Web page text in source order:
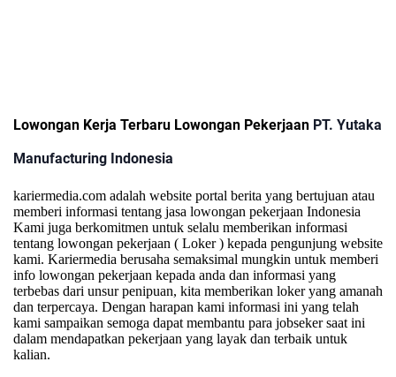
Lowongan Kerja Terbaru Lowongan Pekerjaan PT. Yutaka
Manufacturing Indonesia
kariermedia.com adalah website portal berita yang bertujuan atau
memberi informasi tentang jasa lowongan pekerjaan Indonesia
Kami juga berkomitmen untuk selalu memberikan informasi
tentang lowongan pekerjaan ( Loker ) kepada pengunjung website
kami. Kariermedia berusaha semaksimal mungkin untuk memberi
info lowongan pekerjaan kepada anda dan informasi yang
terbebas dari unsur penipuan, kita memberikan loker yang amanah
dan terpercaya. Dengan harapan kami informasi ini yang telah
kami sampaikan semoga dapat membantu para jobseker saat ini
dalam mendapatkan pekerjaan yang layak dan terbaik untuk
kalian.